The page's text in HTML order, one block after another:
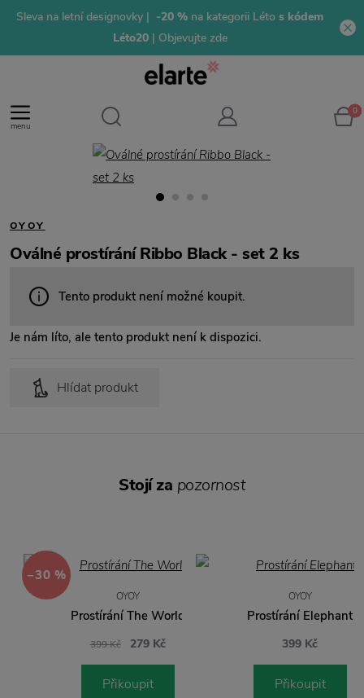
Sleva na letní designovky | -20 % na kategorii Léto s kódem
Léto20 | Objevujte zde
menu
0
OYOY
Oválné prostírání Ribbo Black - set 2 ks
Tento produkt není možné koupit.
Je nám líto, ale tento produkt není k dispozici.
Hlídat produkt
Stojí za pozornost
−30 %
OYOY
Prostírání The World
399 Kč 279 Kč
Přikoupit
OYOY
Prostírání Elephant
399 Kč
Přikoupit